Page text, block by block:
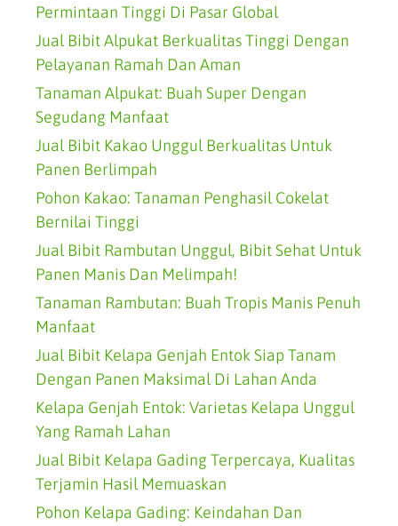
Permintaan Tinggi Di Pasar Global
Jual Bibit Alpukat Berkualitas Tinggi Dengan
Pelayanan Ramah Dan Aman
Tanaman Alpukat: Buah Super Dengan
Segudang Manfaat
Jual Bibit Kakao Unggul Berkualitas Untuk
Panen Berlimpah
Pohon Kakao: Tanaman Penghasil Cokelat
Bernilai Tinggi
Jual Bibit Rambutan Unggul, Bibit Sehat Untuk
Panen Manis Dan Melimpah!
Tanaman Rambutan: Buah Tropis Manis Penuh
Manfaat
Jual Bibit Kelapa Genjah Entok Siap Tanam
Dengan Panen Maksimal Di Lahan Anda
Kelapa Genjah Entok: Varietas Kelapa Unggul
Yang Ramah Lahan
Jual Bibit Kelapa Gading Terpercaya, Kualitas
Terjamin Hasil Memuaskan
Pohon Kelapa Gading: Keindahan Dan